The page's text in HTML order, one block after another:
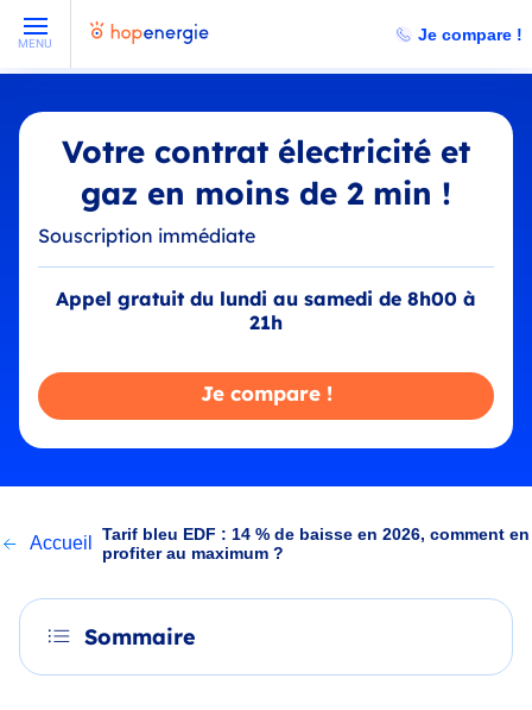
MENU Je compare !
Votre contrat électricité et
gaz en moins de 2 min !
Souscription immédiate
Appel gratuit du lundi au samedi de 8h00 à
21h
Je compare !
Accueil
Tarif bleu EDF : 14 % de baisse en 2026, comment en
profiter au maximum ?
Sommaire